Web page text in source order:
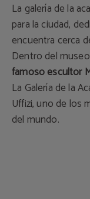
La galería de la
para la ciudad,
encuentra cerca
Dentro del
famoso escultor
La Galería de la
Uffizi, uno de los
del mundo.